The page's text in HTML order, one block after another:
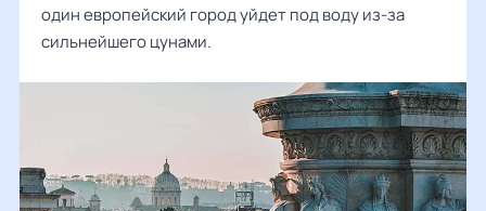
один европейский город уйдет под воду из-за
сильнейшего цунами.